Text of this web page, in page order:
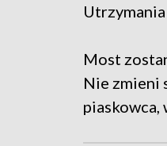
Most
Nie zmieni
piaskowca,